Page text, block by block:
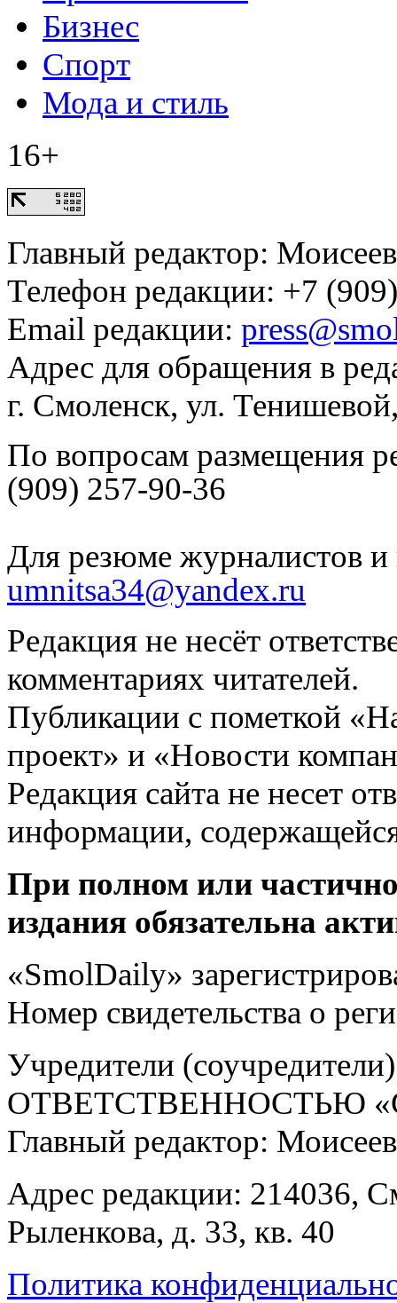
Бизнес
Спорт
Мода и стиль
16+
Главный редактор:
Телефон редакции: +7
Email редакции:
Адрес для обращения в
г. Смоленск, ул.
По вопросам размещения
(909) 257-90-36
Для резюме журналистов и
umnitsa34@yandex.ru
Редакция не несёт
комментариях читателей.
Публикации с пометкой
проект» и «Новости
Редакция сайта не несет
информации,
При полном или
издания обязательна
«SmolDaily»
Номер свидетельства о
Учредители
ОТВЕТСТВЕННОСТЬЮ
Главный редактор:
Адрес редакции: 214036,
Рыленкова, д. 33, кв. 40
Политика